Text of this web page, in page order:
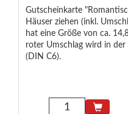
Gutscheinkarte
Häuser ziehen (inkl.
hat eine Größe von ca.
roter Umschlag wird in der
(DIN C6).